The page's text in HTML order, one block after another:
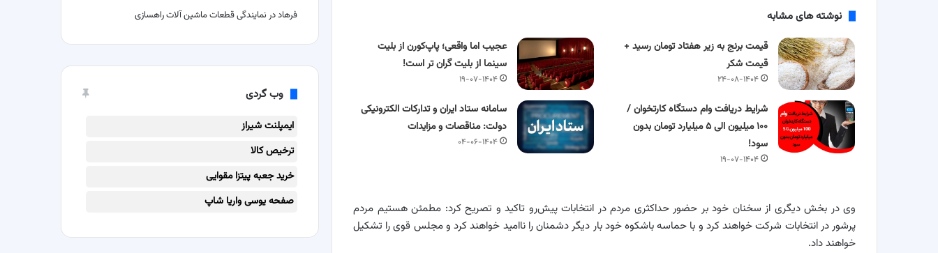
نوشته های مشابه
قیمت برنج به زیر هفتاد تومان رسید +
قیمت شکر
۲۴-۰۸-۱۴۰۴
عجیب اما واقعی؛ پاپ‌کورن از بلیت
سینما از بلیت گران تر است!
۱۹-۰۷-۱۴۰۴
شرایط دریافت وام دستگاه کارتخوان /
۱۰۰ میلیون الی ۵ میلیارد تومان بدون
سود!
۱۹-۰۷-۱۴۰۴
سامانه ستاد ایران و تدارکات الکترونیکی
دولت: مناقصات و مزایدات
۰۴-۰۶-۱۴۰۴
وی در بخش دیگری از سخنان خود بر حضور حداکثری مردم در انتخابات پیش‌رو تاکید و تصریح کرد: مطمئن هستیم مردم
پرشور در انتخابات شرکت خواهند کرد و با حماسه باشکوه خود بار دیگر دشمنان را ناامید خواهند کرد و مجلس قوی را تشکیل
خواهند داد.
فرهاددر نمایندگی قطعات ماشین آلات راهسازی
وب گردی
ایمپلنت شیراز
ترخیص کالا
خرید جعبه پیتزا مقوایی
صفحه یوسی واریا شاپ